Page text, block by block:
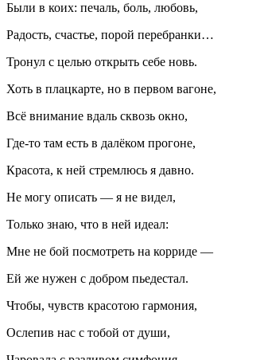
Были в коих: печаль, боль, любовь,
Радость, счастье, порой перебранки…
Тронул с целью открыть себе новь.
Хоть в плацкарте, но в первом вагоне,
Всё внимание вдаль сквозь окно,
Где-то там есть в далёком прогоне,
Красота, к ней стремлюсь я давно.
Не могу описать — я не видел,
Только знаю, что в ней идеал:
Мне не бой посмотреть на корриде —
Ей же нужен с добром пьедестал.
Чтобы, чувств красотою гармония,
Ослепив нас с тобой от души,